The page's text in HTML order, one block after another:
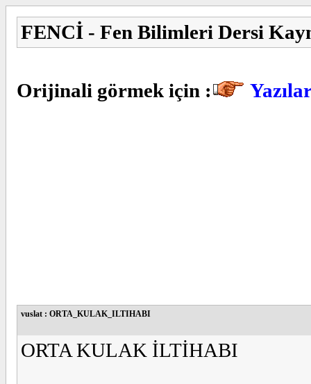
FENCİ - Fen Bilimleri Dersi
Orijinali görmek için :
vuslat : ORTA_KULAK_ILTIHABI
ORTA KULAK İLTİHABI